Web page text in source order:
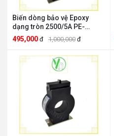
Biến dòng bảo vệ Epoxy
dạng tròn 2500/5A PE-
RCP14 Precise Electric PE-
RCP14
495,000 đ 1,000,000 đ